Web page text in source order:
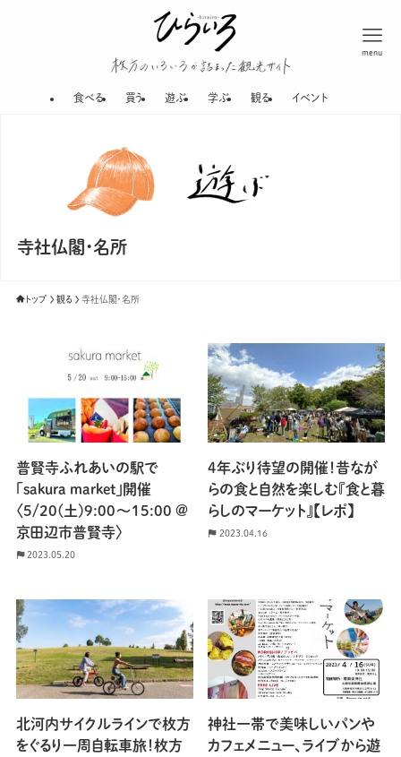
menu
食べる 買う 遊ぶ 学ぶ 観る イベント
寺社仏閣・名所
トップ 観る 寺社仏閣・名所
普賢寺ふれあいの駅で
「sakura market」開催
〈5/20(土)9:00〜15:00 @
京田辺市普賢寺〉
2023.05.20
4年ぶり待望の開催！昔なが
らの食と自然を楽しむ『食と暮
らしのマーケット』【レポ】
2023.04.16
北河内サイクルラインで枚方
をぐるり一周自転車旅！枚方
神社一帯で美味しいパンや
カフェメニュー、ライブから遊